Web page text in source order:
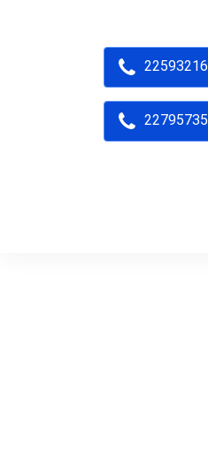
22593216
22795735